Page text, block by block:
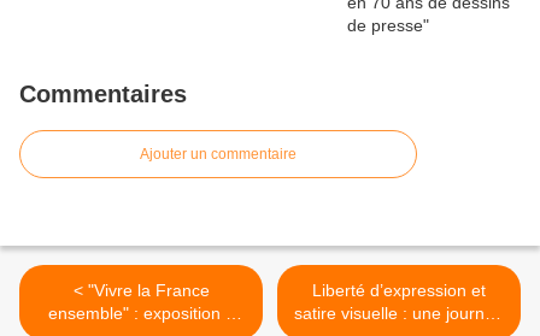
Commentaires
Ajouter un commentaire
< "Vivre la France
ensemble" : exposition à
Liberté d’expression et
satire visuelle : une journée